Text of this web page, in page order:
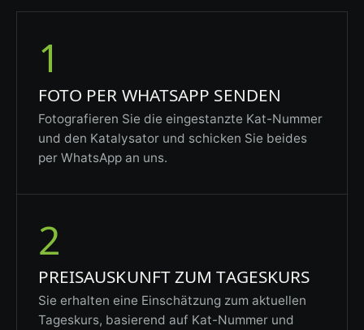
1
FOTO PER WHATSAPP SENDEN
Fotografieren Sie die eingestanzte Kat-Nummer
und den Katalysator und schicken Sie beides
per WhatsApp an uns.
2
PREISAUSKUNFT ZUM TAGESKURS
Sie erhalten eine Einschätzung zum aktuellen
Tageskurs, basierend auf Kat-Nummer und